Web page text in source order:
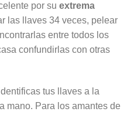
por su extrema
las llaves 34 veces, pelear
entre todos los
confundirlas con otras
tus llaves a la
mano. Para los amantes de